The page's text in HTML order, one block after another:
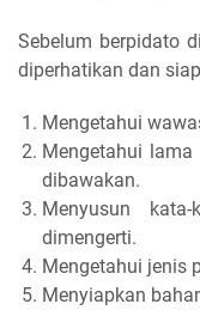
Sebelum berpidato
diperhatikan dan
Mengetahui
Mengetahui
dibawakan.
Menyusun
dimengerti.
Mengetahui jenis
Menyiapkan